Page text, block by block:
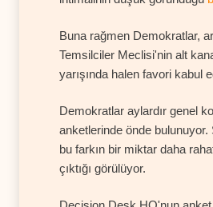
Buna rağmen Demokratlar,
Temsilciler Meclisi'nin alt
yarışında halen favori kabul
Demokratlar aylardır genel
anketlerinde önde bulunuyor.
bu farkın bir miktar daha
çıktığı görülüyor.